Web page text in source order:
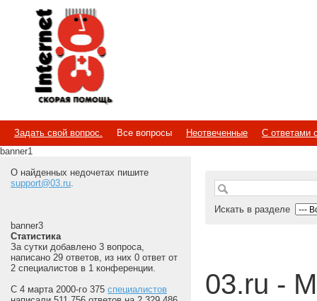
Internet
Скорая помощь
Задать свой вопрос. Все вопросы Неотвеченные
С ответами
banner1
О найденных недочетах пишите
support@03.ru.
banner3
Статистика
За сутки добавлено 3 вопроса,
написано 29 ответов, из них 0 ответ от
2 специалистов в 1 конференции.
С 4 марта 2000-го 375 специалистов
Искать в разделе
03.ru -